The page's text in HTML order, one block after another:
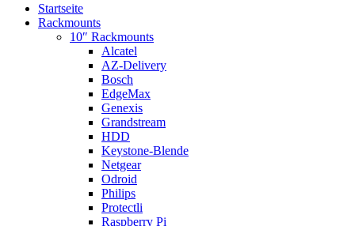
Startseite
Rackmounts
10″ Rackmounts
Alcatel
AZ-Delivery
Bosch
EdgeMax
Genexis
Grandstream
HDD
Keystone-Blende
Netgear
Odroid
Philips
Protectli
Raspberry Pi